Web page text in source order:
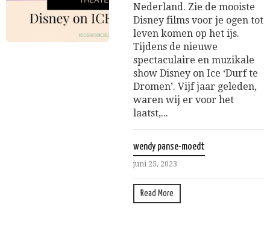
Nederland. Zie de mooiste
Disney films voor je ogen tot
leven komen op het ijs.
Tijdens de nieuwe
spectaculaire en muzikale
show Disney on Ice ‘Durf te
Dromen’. Vijf jaar geleden,
waren wij er voor het
laatst,...
wendy panse-moedt
juni 25, 2023
Read More